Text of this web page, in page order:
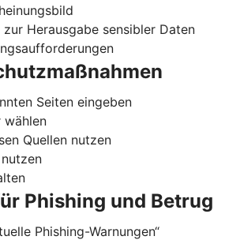
Herausgabe sensibler Daten
Seiten eingeben
wählen
Quellen nutzen
Phishing und Betrug
Phishing-Warnungen“